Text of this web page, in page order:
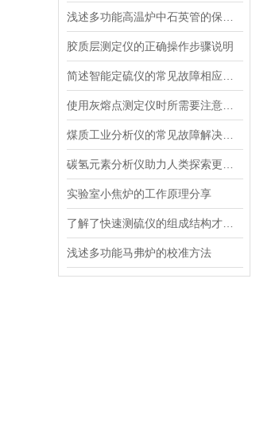
胶质层测定仪的正确操作步骤说明
实验室小焦炉的工作原理分享
浅述多功能马弗炉的校准方法